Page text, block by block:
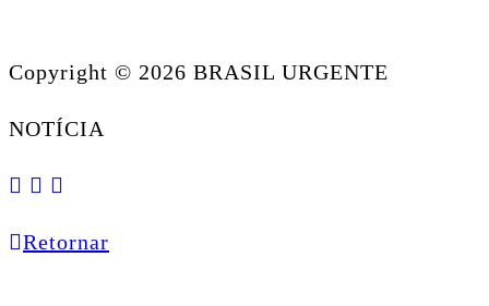
Copyright © 2026 BRASIL URGENTE
NOTÍCIA
Retornar